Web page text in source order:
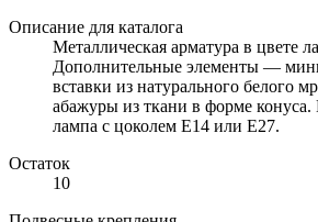
Описание для каталога
Металлическая арматура в цвете
Дополнительные элементы —
вставки из натурального белого
абажуры из ткани в форме
лампа с цоколем Е14 или Е27.
Остаток
10